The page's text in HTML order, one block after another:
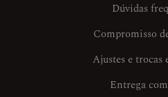
Dúvidas
Compromisso
Ajustes e trocas
Entrega